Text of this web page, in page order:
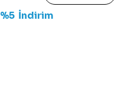
%5 İndirim